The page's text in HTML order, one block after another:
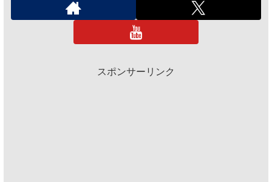
スポンサーリンク